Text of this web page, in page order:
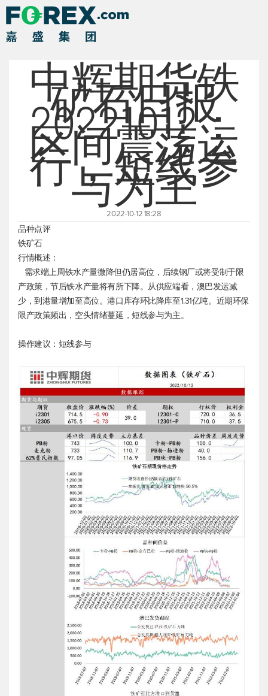
中辉期货铁
矿石日报
20221012：
区间震荡运
行，短线参
与为主
2022-10-12 18:28
品种点评
铁矿石
行情概述：
需求端上周铁水产量微降但仍居高位，后续钢厂或将受制于限
产政策，节后铁水产量将有所下降。从供应端看，澳巴发运减
少，到港量增加至高位。港口库存环比降库至1.31亿吨。近期环保
限产政策频出，空头情绪蔓延，短线参与为主。
操作建议：短线参与